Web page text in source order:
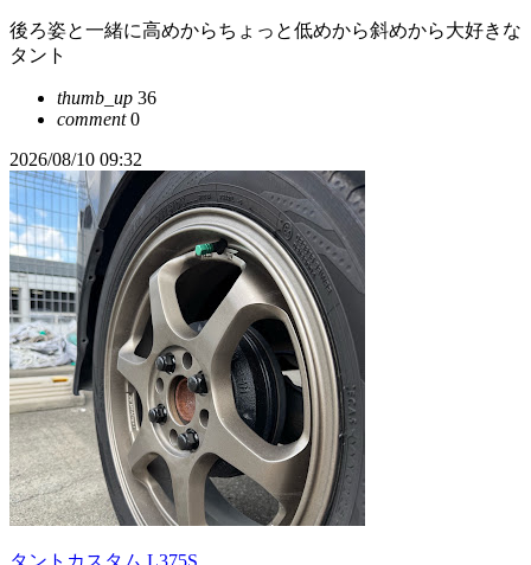
後ろ姿と一緒に高めからちょっと低めから斜めから大好きな
タント
thumb_up 36
comment0
2026/08/10 09:32
タントカスタム L375S